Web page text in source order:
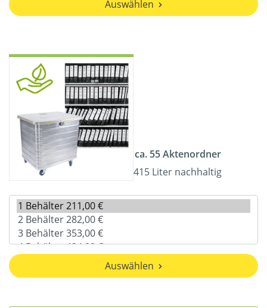
Auswählen
ca. 55 Aktenordner
415 Liter nachhaltig
Auswählen